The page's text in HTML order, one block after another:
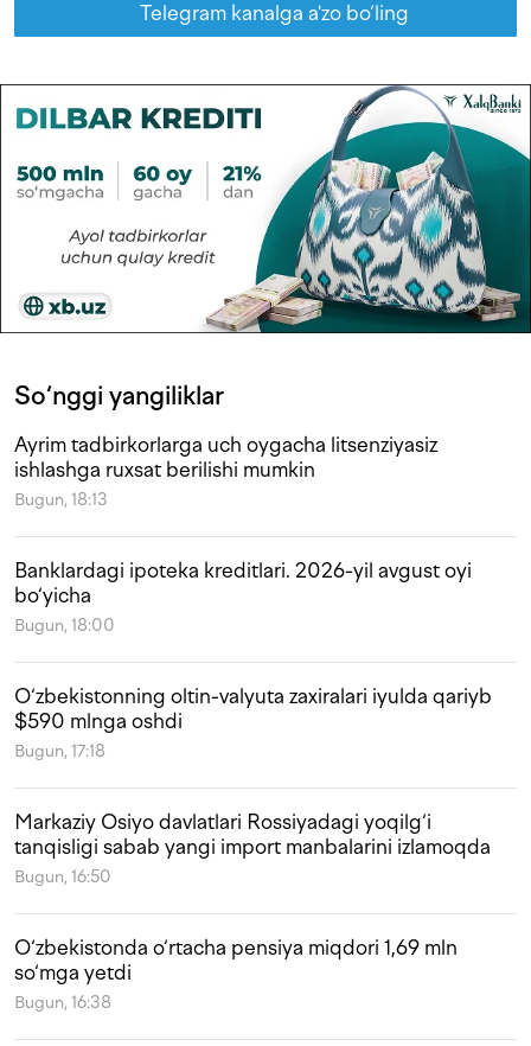
Telegram kanalga a'zo bo‘ling
So‘nggi yangiliklar
Ayrim tadbirkorlarga uch oygacha litsenziyasiz
ishlashga ruxsat berilishi mumkin
Bugun, 18:13
Banklardagi ipoteka kreditlari. 2026-yil avgust oyi
bo‘yicha
Bugun, 18:00
O‘zbekistonning oltin-valyuta zaxiralari iyulda qariyb
$590 mlnga oshdi
Bugun, 17:18
Markaziy Osiyo davlatlari Rossiyadagi yoqilg‘i
tanqisligi sabab yangi import manbalarini izlamoqda
Bugun, 16:50
O‘zbekistonda o‘rtacha pensiya miqdori 1,69 mln
so‘mga yetdi
Bugun, 16:38